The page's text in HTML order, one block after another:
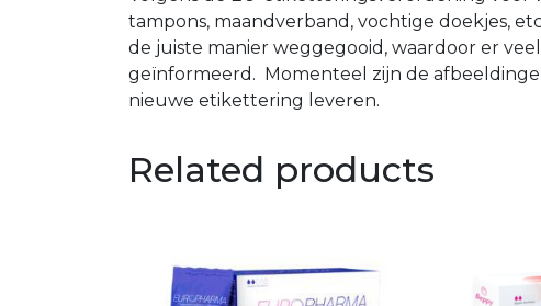
tampons, maandverband, vochtige doekjes,
de juiste manier weggegooid, waardoor er
geïnformeerd. Momenteel zijn de
nieuwe etikettering leveren.
Related products